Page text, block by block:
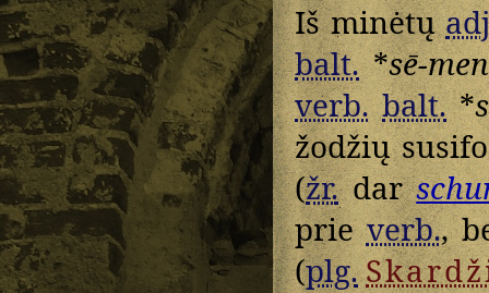
Iš minėtų
balt.*sē-
verb. balt.*
žodžių
(žr.dar
prieverb.,
(plg.